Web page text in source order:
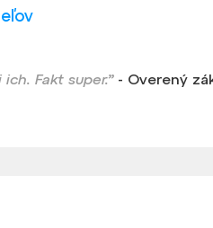
Fakt super.”- Overený